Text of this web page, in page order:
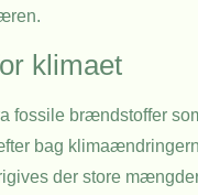
klimaet
fossile brændstoffer
bag
der store